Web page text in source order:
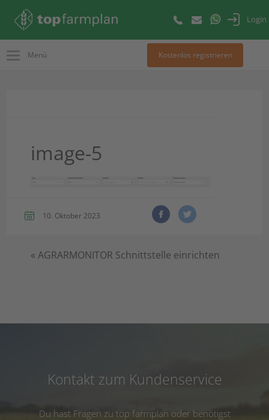
Login
Menü Kostenlos registrieren
image-5
10. Oktober 2023
«AGRARMONITOR Schnittstelle einrichten
Kontakt zum Kundenservice
Du hast Fragen zu top farmplan oder benötigst